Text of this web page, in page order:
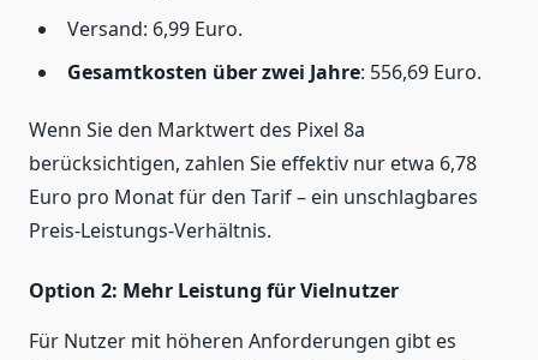
Versand: 6,99 Euro.
Gesamtkosten über zwei Jahre: 556,69 Euro.
Wenn Sie den Marktwert des Pixel 8a
berücksichtigen, zahlen Sie effektiv nur etwa 6,78
Euro pro Monat für den Tarif – ein unschlagbares
Preis-Leistungs-Verhältnis.
Option 2: Mehr Leistung für Vielnutzer
Für Nutzer mit höheren Anforderungen gibt es